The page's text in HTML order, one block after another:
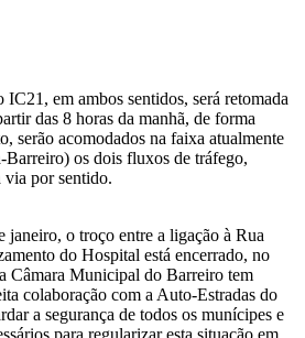
em ambos sentidos, será retomada
das 8 horas da manhã, de forma
serão acomodados na faixa atualmente
os dois fluxos de tráfego,
via por sentido.
janeiro, o troço entre a ligação à Rua
do Hospital está encerrado, no
Câmara Municipal do Barreiro tem
colaboração com a Auto-Estradas do
a segurança de todos os munícipes e
para regularizar esta situação em